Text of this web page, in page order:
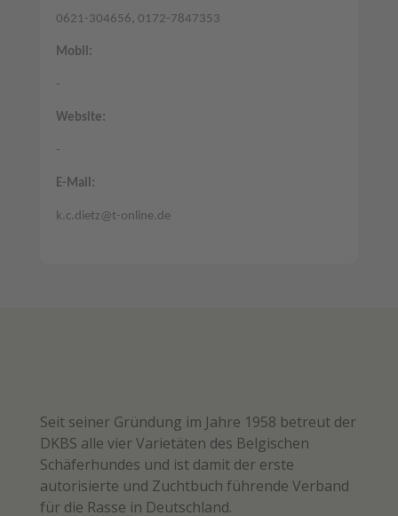
0621-304656, 0172-7847353
Mobil:
-
Website:
-
E-Mail:
k.c.dietz@t-online.de
Seit seiner Gründung im Jahre 1958 betreut der
DKBS alle vier Varietäten des Belgischen
Schäferhundes und ist damit der erste
autorisierte und Zuchtbuch führende Verband
für die Rasse in Deutschland.